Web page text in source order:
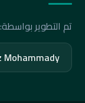
تم التطوير بواسطة: